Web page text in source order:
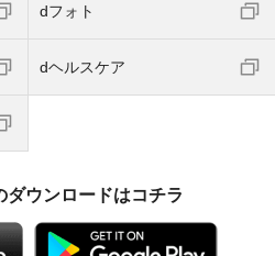
dフォト
dヘルスケア
ダウンロードはコチラ